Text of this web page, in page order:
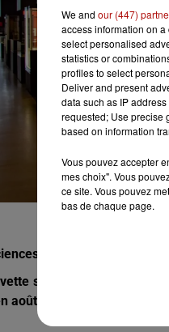
entrez dans la salle
spatiale ou une carte
août.
We and our (447)
access information on
select personalised
statistics or
profiles to select
Deliver and present
data such as IP
requested; Use precise
based on information
Vous pouvez accepter
mes choix". Vous
ce site. Vous pouvez
bas de chaque page.